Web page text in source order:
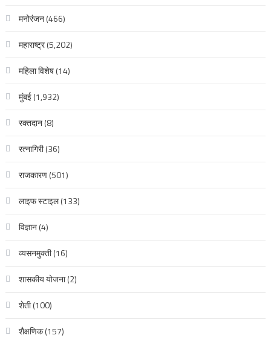
मनोरंजन(466)
महाराष्ट्र(5,202)
महिला विशेष(14)
मुंबई(1,932)
रक्‍तदान(8)
रत्नागिरी(36)
राजकारण(501)
लाइफ स्टाइल(133)
विज्ञान(4)
व्यसनमुक्ती(16)
शासकीय योजना(2)
शेती(100)
शैक्षणिक(157)